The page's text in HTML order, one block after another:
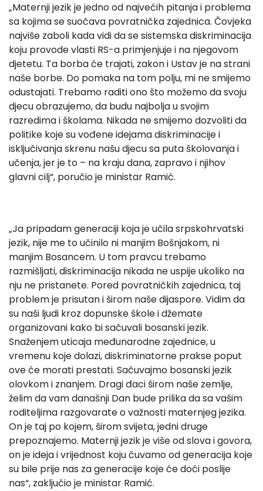
„Maternji jezik je jedno od najvećih pitanja i problema
sa kojima se suočava povratnička zajednica. Čovjeka
najviše zaboli kada vidi da se sistemska diskriminacija
koju provode vlasti RS-a primjenjuje i na njegovom
djetetu. Ta borba će trajati, zakon i Ustav je na strani
naše borbe. Do pomaka na tom polju, mi ne smijemo
odustajati. Trebamo raditi ono što možemo da svoju
djecu obrazujemo, da budu najbolja u svojim
razredima i školama. Nikada ne smijemo dozvoliti da
politike koje su vođene idejama diskriminacije i
isključivanja skrenu našu djecu sa puta školovanja i
učenja, jer je to – na kraju dana, zapravo i njihov
glavni cilj“, poručio je ministar Ramić.
„Ja pripadam generaciji koja je učila srpskohrvatski
jezik, nije me to učinilo ni manjim Bošnjakom, ni
manjim Bosancem. U tom pravcu trebamo
razmišljati, diskriminacija nikada ne uspije ukoliko na
nju ne pristanete. Pored povratničkih zajednica, taj
problem je prisutan i širom naše dijaspore. Vidim da
su naši ljudi kroz dopunske škole i džemate
organizovani kako bi sačuvali bosanski jezik.
Snaženjem uticaja međunarodne zajednice, u
vremenu koje dolazi, diskriminatorne prakse poput
ove će morati prestati. Sačuvajmo bosanski jezik
olovkom i znanjem. Dragi đaci širom naše zemlje,
želim da vam današnji Dan bude prilika da sa vašim
roditeljima razgovarate o važnosti maternjeg jezika.
On je taj po kojem, širom svijeta, jedni druge
prepoznajemo. Maternji jezik je više od slova i govora,
on je ideja i vrijednost koju čuvamo od generacija koje
su bile prije nas za generacije koje će doći poslije
nas“, zaključio je ministar Ramić.